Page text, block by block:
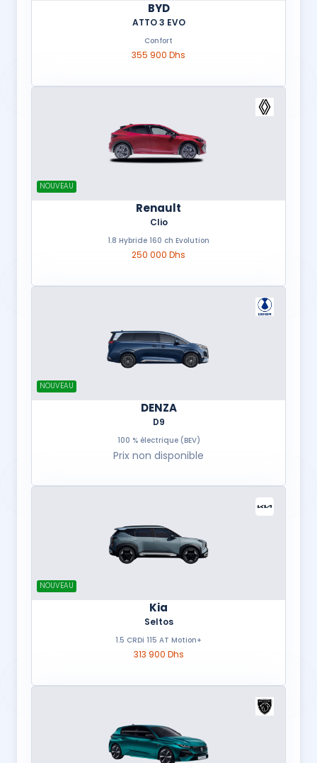
BYD
ATTO 3 EVO
Confort
355 900 Dhs
NOUVEAU
Renault
Clio
1.8 Hybride 160 ch Evolution
250 000 Dhs
NOUVEAU
DENZA
D9
100 % électrique (BEV)
Prix non disponible
NOUVEAU
Kia
Seltos
1.5 CRDi 115 AT Motion+
313 900 Dhs